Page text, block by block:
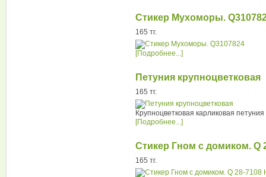
Стикер Мухоморы.
165 тг.
[Подробнее...]
Петуния крупноцветковая
165 тг.
Крупноцветковая карликовая петуния
[Подробнее...]
Стикер Гном с домиком. Q
165 тг.